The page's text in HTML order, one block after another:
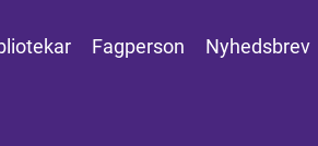
Fagperson Nyhedsbrev